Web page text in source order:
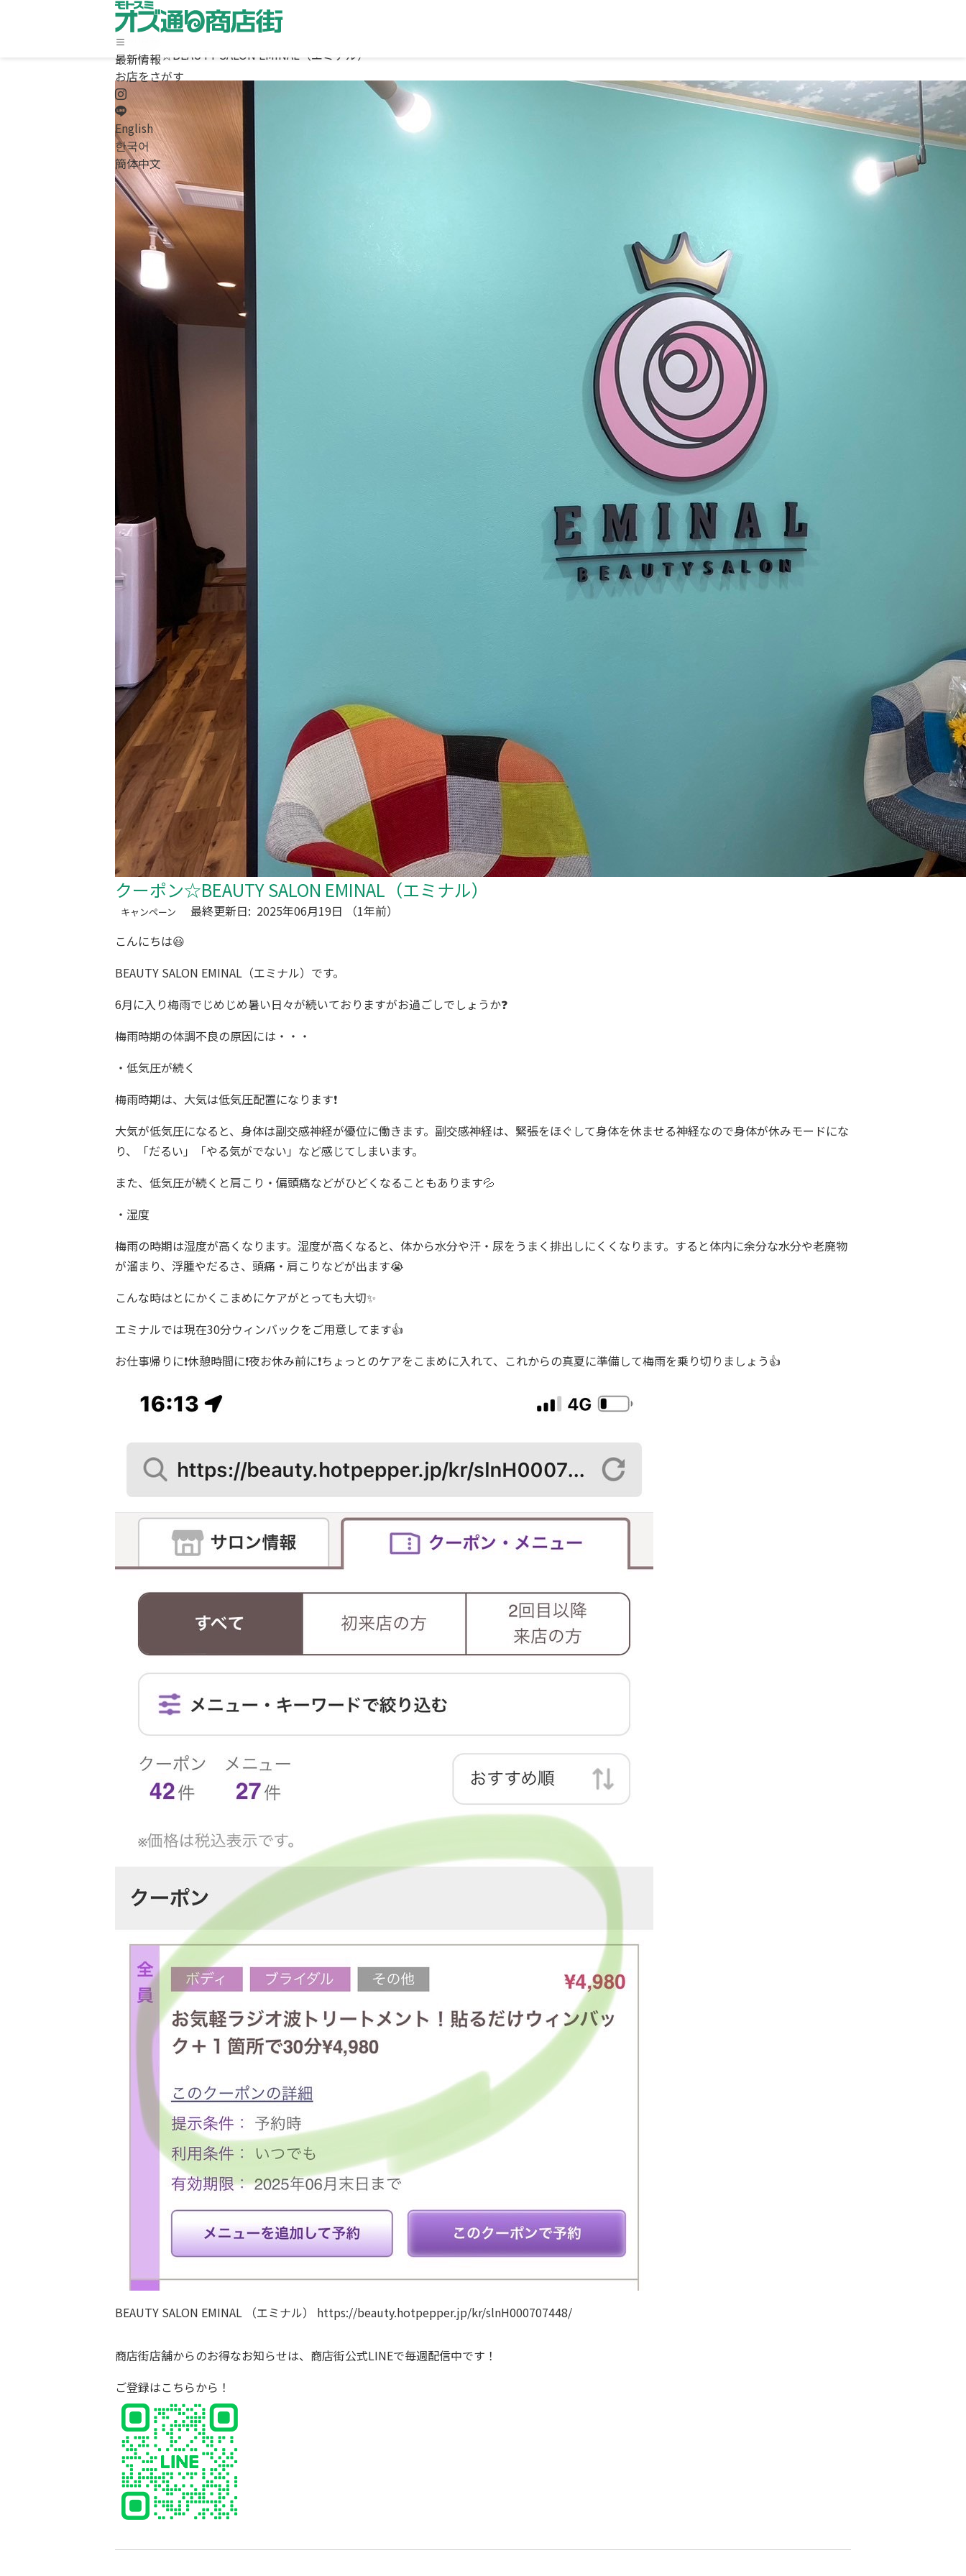
最新情報
お店をさがす
English
한국어
簡体中文
ホーム
最新情報
お店をさがす
求人情報
商店街について / お問合わせ
Instagram
LINE
한국어/簡体中文
最新情報
クーポン☆BEAUTY SALON EMINAL（エミナル）
クーポン☆BEAUTY SALON EMINAL（エミナル）
キャンペーン 最終更新日: 2025年06月19日
（1年前）
こんにちは😃
BEAUTY SALON EMINAL（エミナル） です。
6月に入り梅雨でじめじめ暑い日々が続いておりますがお過ごしでしょうか❓
梅雨時期の体調不良の原因には・・・
・低気圧が続く
梅雨時期は、大気は低気圧配置になります❗️
大気が低気圧になると、身体は副交感神経が優位に働きます。副交感神経は、緊張をほぐして身体を休ませる神経なので身体が休みモードにな
り、「だるい」「やる気がでない」など感じてしまいます。
また、低気圧が続くと肩こり・偏頭痛などがひどくなることもあります💦
・湿度
梅雨の時期は湿度が高くなります。湿度が高くなると、体から水分や汗・尿をうまく排出しにくくなります。すると体内に余分な水分や老廃物
が溜まり、浮腫やだるさ、頭痛・肩こりなどが出ます😭
こんな時はとにかくこまめにケアがとっても大切✨
エミナルでは現在30分ウィンバックをご用意してます👍
お仕事帰りに❗️休憩時間に❗️夜お休み前に❗️ちょっとのケアをこまめに入れて、これからの真夏に準備して梅雨を乗り切りましょう👍
BEAUTY SALON EMINAL （エミナル） https://beauty.hotpepper.jp/kr/slnH000707448/
商店街店舗からのお得なお知らせは、商店街公式LINEで毎週配信中です！
ご登録はこちらから！